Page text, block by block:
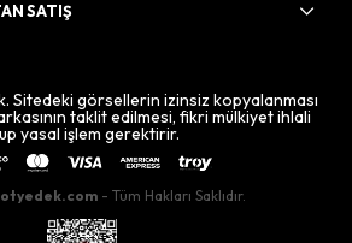
SATIŞ
Sitedeki görsellerin izinsiz kopyalanması
taklit edilmesi, fikri mülkiyet ihlali
yasal işlem gerektirir.
- Tüm Hakları Saklıdır.